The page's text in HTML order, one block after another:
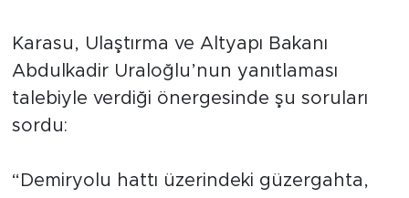
Karasu, Ulaştırma ve Altyapı Bakanı
Abdulkadir Uraloğlu’nun yanıtlaması
talebiyle verdiği önergesinde şu soruları
sordu:
“Demiryolu hattı üzerindeki güzergahta,